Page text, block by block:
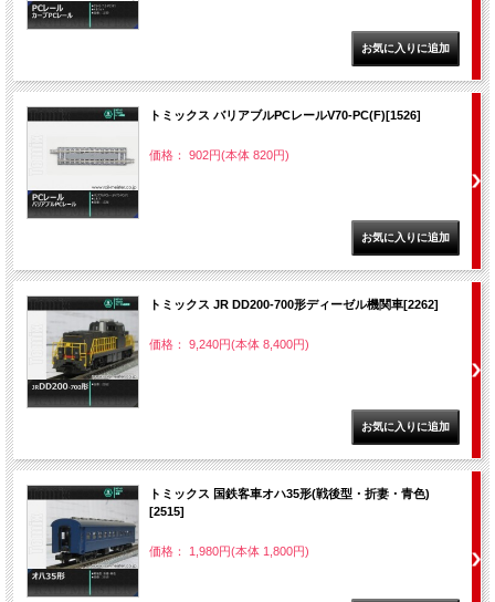
トミックス バリアブルPCレールV70-PC(F)[1526]
価格： 902円(本体 820円)
トミックス JR DD200-700形ディーゼル機関車[2262]
価格： 9,240円(本体 8,400円)
トミックス 国鉄客車オハ35形(戦後型・折妻・青色)
[2515]
価格： 1,980円(本体 1,800円)